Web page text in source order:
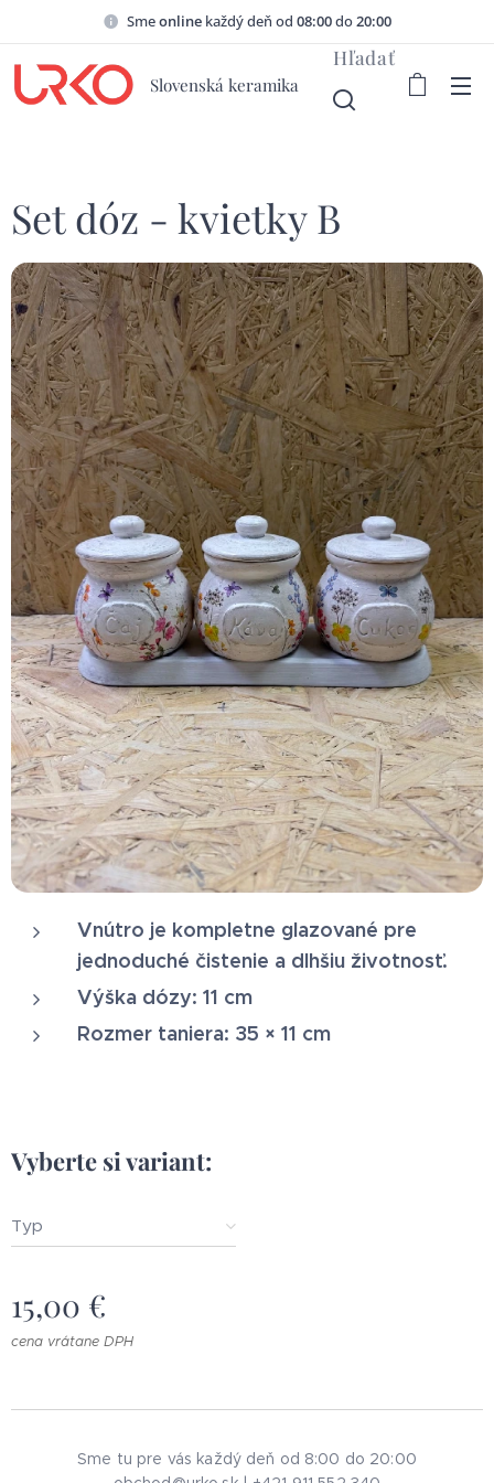
Smeonline každý deň od 08:00do20:00
Slovenská keramika
Hľadať
Set dóz - kvietky B
Vnútro je kompletne glazované pre
jednoduché čistenie a dlhšiu životnosť.
Výška dózy: 11 cm
Rozmer taniera: 35 × 11 cm
Vyberte si variant:
Typ
15,00 €
cena vrátane DPH
Sme tu pre vás každý deň od 8:00 do 20:00